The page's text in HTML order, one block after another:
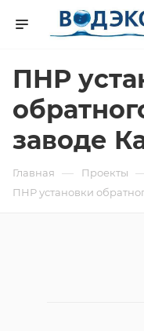
ПНР
заводе
Главная — Проекты
ПНР установки